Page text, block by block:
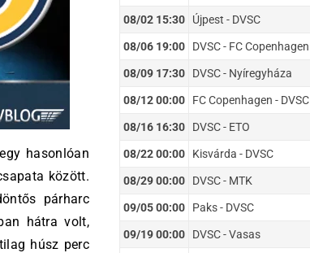
hasonlóan
között.
párharc
hátra volt,
húsz perc
08/02 15:30 Újpest - DVSC
08/06 19:00 DVSC - FC Copenhagen
08/09 17:30 DVSC - Nyíregyháza
08/12 00:00 FC Copenhagen - DVSC
08/16 16:30 DVSC - ETO
08/22 00:00 Kisvárda - DVSC
08/29 00:00 DVSC - MTK
09/05 00:00 Paks - DVSC
09/19 00:00 DVSC - Vasas